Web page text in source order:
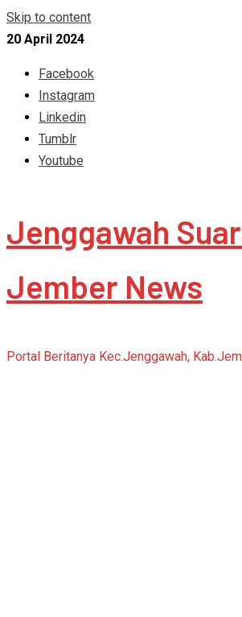
Skip to content
20 April 2024
Facebook
Instagram
Linkedin
Tumblr
Youtube
Jenggawah
Jember News
Portal Beritanya Kec.Jenggawah,